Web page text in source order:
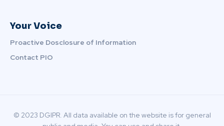
Your Voice
Proactive Dosclosure of Information
Contact PIO
© 2023 DGIPR. All data available on the website is for general